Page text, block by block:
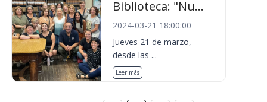
Biblioteca: "Nu...
2024-03-21 18:00:00
Jueves 21 de marzo,
desde las ...
Leer más